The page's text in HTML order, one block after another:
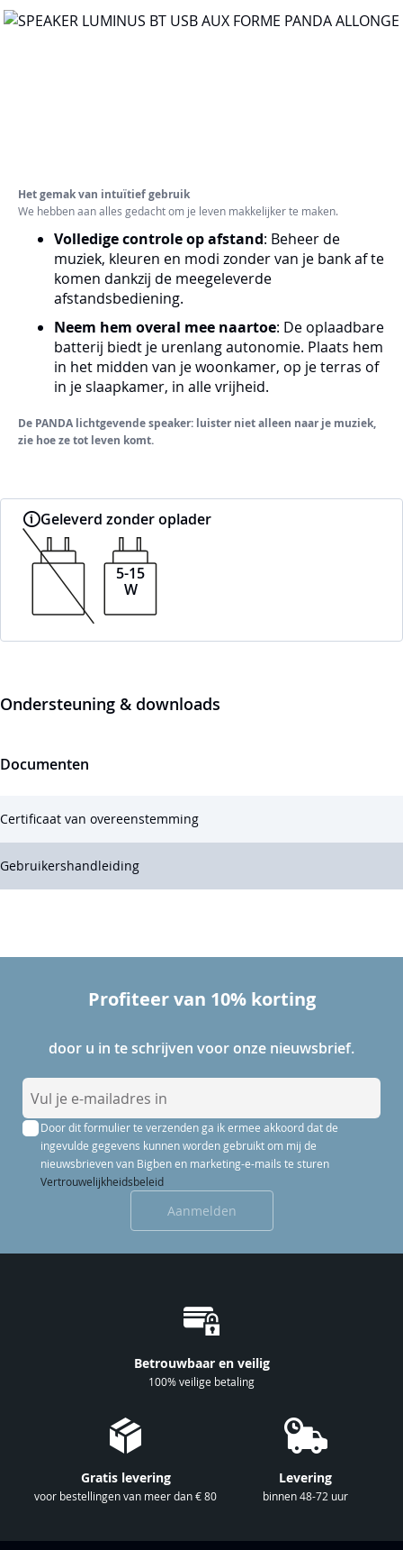
Het gemak van intuïtief gebruik
We hebben aan alles gedacht om je leven makkelijker te maken.
Volledige controle op afstand: Beheer de
muziek, kleuren en modi zonder van je bank af te
komen dankzij de meegeleverde
afstandsbediening.
Neem hem overal mee naartoe: De oplaadbare
batterij biedt je urenlang autonomie. Plaats hem
in het midden van je woonkamer, op je terras of
in je slaapkamer, in alle vrijheid.
De PANDA lichtgevende speaker: luister niet alleen naar je muziek,
zie hoe ze tot leven komt.
Geleverd zonder oplader
5-15
W
Ondersteuning & downloads
Documenten
Certificaat van overeenstemming
Gebruikershandleiding
Profiteer van 10% korting
door u in te schrijven voor onze nieuwsbrief.
A
b
o
s
Door dit formulier te verzenden ga ik ermee akkoord dat de
ingevulde gegevens kunnen worden gebruikt om mij de
nieuwsbrieven van Bigben en marketing-e-mails te sturen
Vertrouwelijkheidsbeleid
Aanmelden
Betrouwbaar en veilig
100% veilige betaling
Gratis levering
voor bestellingen van meer dan € 80
Levering
binnen 48-72 uur